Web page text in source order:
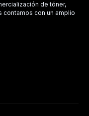
de tóner,
contamos con un amplio